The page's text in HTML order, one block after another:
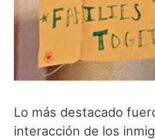
Lo más destacado
interacción de los